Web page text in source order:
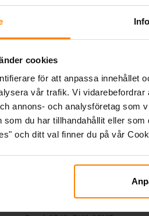
cookies
för att anpassa innehållet
vår trafik. Vi
annons- och analysföretag som
som du har tillhandahållit eller
och ditt val finner du på vår